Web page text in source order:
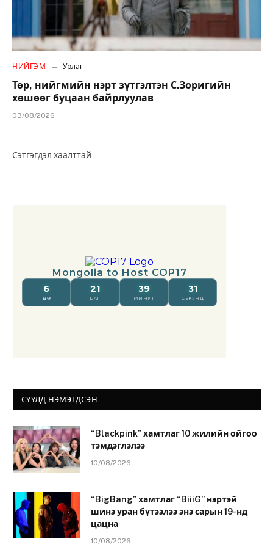
НИЙГЭМ Урлаг
Төр, нийгмийн нэрт зүтгэлтэн С.Зоригийн
хөшөөг буцаан байрлуулав
03/08/2026
Сэтгэгдэл хаалттай
СҮҮЛД НЭМЭГДСЭН
“Blackpink” хамтлаг 10 жилийн ойгоо
тэмдэглэлээ
10/08/2026
“BigBang” хамтлаг “BiiiG” нэртэй
шинэ уран бүтээлээ энэ сарын 19-нд
цацна
10/08/2026